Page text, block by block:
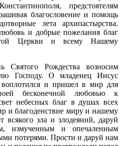
предстоятелям
благословение и помощь
лета архипастырства.
и добрые пожелания благ
Церкви и всему Нашему
Святого Рождества возносим
Господу. О младенец Иисус
и пришел в мир для
бесконечной любовью к
небесных благ в душах всех
и благоденствие миру и нашему
всякого зла и злодеяний, даруй
измученным и опечаленным
потерями. Прости и даруй нам